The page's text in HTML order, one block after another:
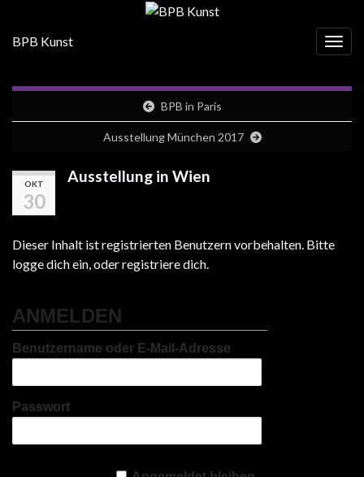
BPB Kunst
BPB in Paris
Ausstellung München 2017
OKT
30
Ausstellung in Wien
Dieser Inhalt ist registrierten Benutzern vorbehalten. Bitte
logge dich ein, oder registriere dich.
ANMELDEN
Benutzername oder E-Mail-Adresse
Passwort